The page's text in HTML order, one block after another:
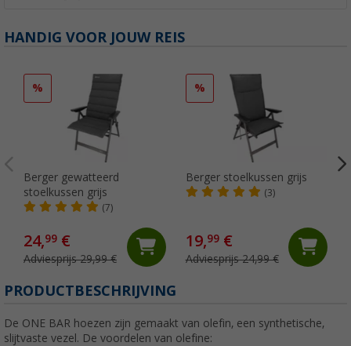
HANDIG VOOR JOUW REIS
%
Berger gewatteerd
stoelkussen grijs
(7)
24,99 €
Adviesprijs 29,99 €
%
Berger stoelkussen grijs
(3)
19,99€
Adviesprijs 24,99 €
PRODUCTBESCHRIJVING
De ONE BAR hoezen zijn gemaakt van olefin, een synthetische,
slijtvaste vezel. De voordelen van olefine: